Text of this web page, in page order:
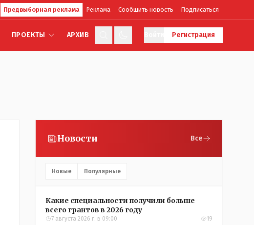
Предвыборная реклама Реклама Сообщить новость Подписаться
ПРОЕКТЫ АРХИВ Регистрация
Новости Все
Новые Популярные
Какие специальности получили больше
всего грантов в 2026 году
7 августа 2026 г. в 09:00 19